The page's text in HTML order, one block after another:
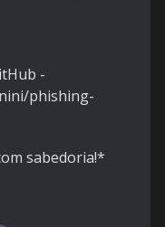
-
phishing-
sabedoria!*